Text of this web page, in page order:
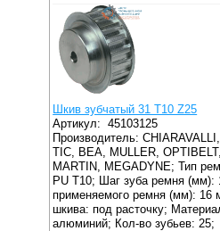
Шкив зубчатый 31 T10 Z25
Артикул:45103125
Производитель:
TIC, BEA, MULLER,
MARTIN, MEGADYNE; Тип
PU T10; Шаг зуба ремня (мм):
применяемого ремня (мм): 16
шкива: под расточку;
алюминий; Кол-во зубьев: 25;